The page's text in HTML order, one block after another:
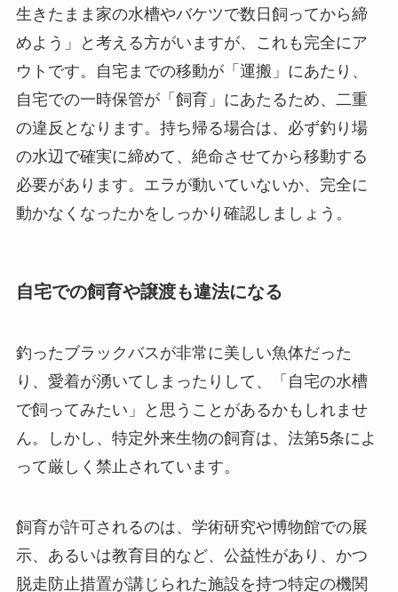
生きたまま家の水槽やバケツで数日飼ってから締
めよう」と考える方がいますが、これも完全にア
ウトです。自宅までの移動が「運搬」にあたり、
自宅での一時保管が「飼育」にあたるため、二重
の違反となります。持ち帰る場合は、必ず釣り場
の水辺で確実に締めて、絶命させてから移動する
必要があります。エラが動いていないか、完全に
動かなくなったかをしっかり確認しましょう。
自宅での飼育や譲渡も違法になる
釣ったブラックバスが非常に美しい魚体だった
り、愛着が湧いてしまったりして、「自宅の水槽
で飼ってみたい」と思うことがあるかもしれませ
ん。しかし、特定外来生物の飼育は、法第5条によ
って厳しく禁止されています。
飼育が許可されるのは、学術研究や博物館での展
示、あるいは教育目的など、公益性があり、かつ
脱走防止措置が講じられた施設を持つ特定の機関